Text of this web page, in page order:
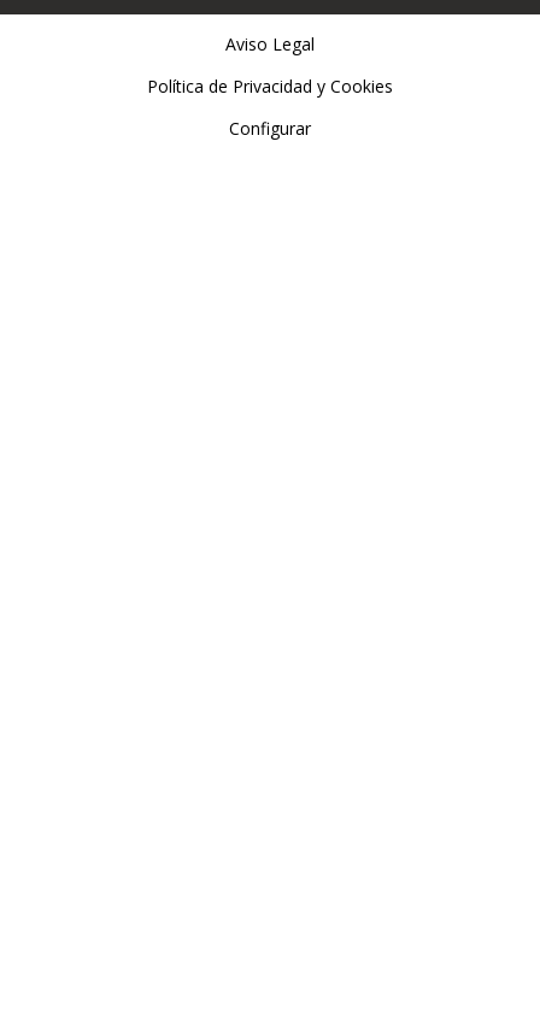
Aviso Legal
Política de Privacidad y Cookies
Configurar